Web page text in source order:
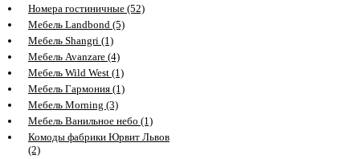
Номера гостиничные (52)
Мебель Landbond (5)
Мебель Shangri (1)
Мебель Avanzare (4)
Мебель Wild West (1)
Мебель Гармония (1)
Мебель Morning (3)
Мебель Ванильное небо (1)
Комоды фабрики Юрвит Львов
(2)